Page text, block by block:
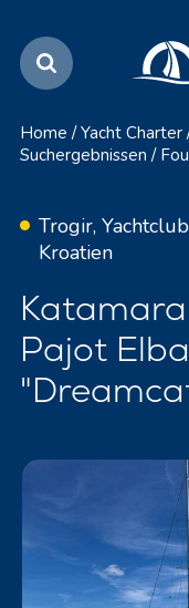
Home / Yacht Charter
Suchergebnissen /
Trogir,
Kroatien
Pajot